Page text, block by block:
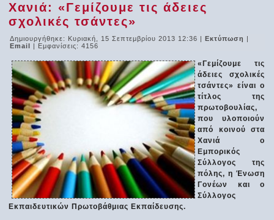
Χανιά: «Γεμίζουμε τις άδειες
σχολικές τσάντες»
Δημιουργήθηκε: Κυριακή, 15 Σεπτεμβρίου 2013 12:36 Εκτύπωση
Email
| Εμφανίσεις: 4156
«Γεμίζουμε τις
άδειες σχολικές
τσάντες» είναι ο
τίτλος της
πρωτοβουλίας,
που υλοποιούν
από κοινού στα
Χανιά ο
Εμπορικός
Σύλλογος της
πόλης, η Ένωση
Γονέων και ο
Σύλλογος
Εκπαιδευτικών Πρωτοβάθμιας Εκπαίδευσης.